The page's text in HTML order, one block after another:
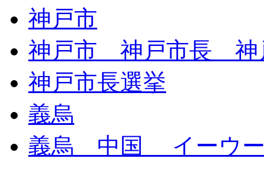
神戸市
神戸市 神戸市長 神
神戸市長選挙
義烏
義烏 中国 イーウ